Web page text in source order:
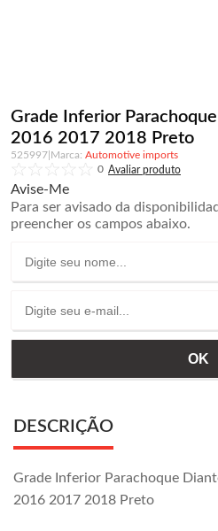
Grade Inferior
2016 2017 2018 Preto
525997
Automotive imports
0
Avise-Me
Para ser avisado da
preencher os campos abaixo.
DESCRIÇÃO
Grade Inferior Parachoque
2016 2017 2018 Preto